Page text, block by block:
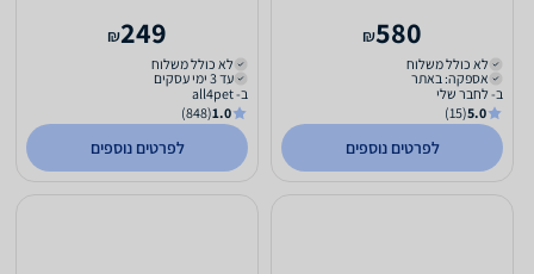
580
₪
לא כולל משלוח
אספקה: באתר
ב- לחבר שלי
5.0
(15)
לפרטים נוספים
249
₪
לא כולל משלוח
עד 3 ימי עסקים
ב- all4pet
1.0
(848)
לפרטים נוספים